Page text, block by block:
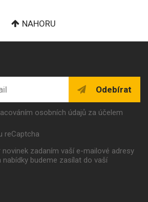
NAHORU
Odebírat
osobních údajů za účelem
reCaptcha
zadaním vaší e-mailové adresy
nabídky budeme zasílat do vaší